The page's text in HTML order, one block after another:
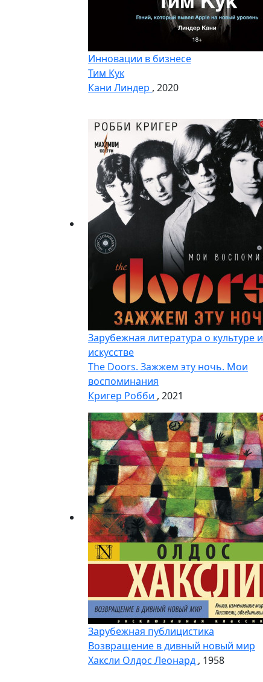
Инновации в бизнесе
Тим Кук
Кани Линдер , 2020
Зарубежная литература о культуре и
искусстве
The Doors. Зажжем эту ночь. Мои
воспоминания
Кригер Робби , 2021
Зарубежная публицистика
Возвращение в дивный новый мир
Хаксли Олдос Леонард , 1958